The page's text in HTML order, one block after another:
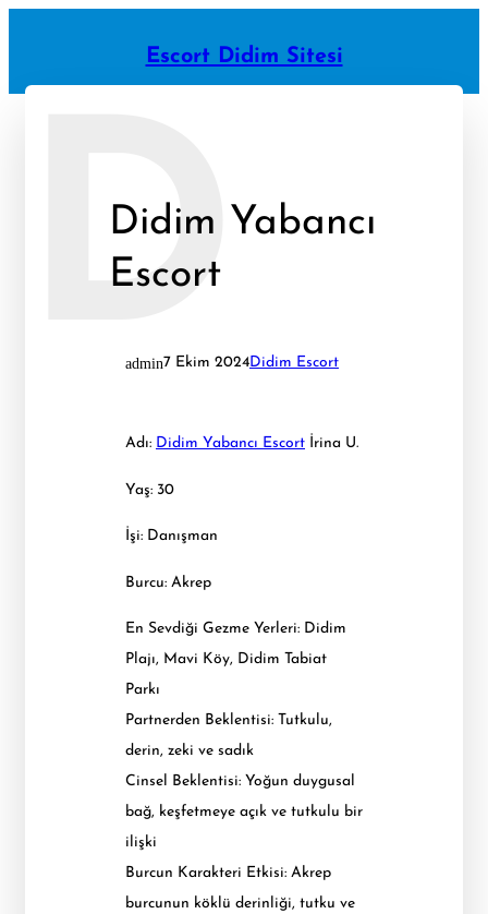
Escort Didim Sitesi
D
Didim Yabancı
Escort
admin7 Ekim 2024Didim Escort
Adı: Didim Yabancı Escort İrina U.
Yaş: 30
İşi: Danışman
Burcu: Akrep
En Sevdiği Gezme Yerleri: Didim
Plajı, Mavi Köy, Didim Tabiat
Parkı
Partnerden Beklentisi: Tutkulu,
derin, zeki ve sadık
Cinsel Beklentisi: Yoğun duygusal
bağ, keşfetmeye açık ve tutkulu bir
ilişki
Burcun Karakteri Etkisi: Akrep
burcunun köklü derinliği, tutku ve